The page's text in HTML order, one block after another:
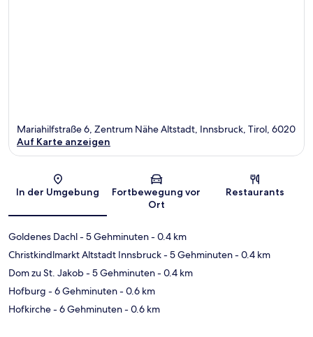
Karte
Mariahilfstraße 6, Zentrum Nähe Altstadt, Innsbruck, Tirol, 6020
Auf Karte anzeigen
In der Umgebung
Fortbewegung vor
Ort
Restaurants
Goldenes Dachl- 5 Gehminuten- 0.4 km
Christkindlmarkt Altstadt Innsbruck- 5 Gehminuten- 0.4 km
Dom zu St. Jakob- 5 Gehminuten- 0.4 km
Hofburg - 6 Gehminuten- 0.6 km
Hofkirche- 6 Gehminuten- 0.6 km